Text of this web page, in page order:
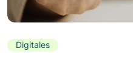
Digitales